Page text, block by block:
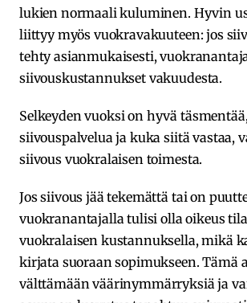
lukien normaali kuluminen. Hyvin
liittyy myös vuokravakuuteen: jos
tehty asianmukaisesti,
siivouskustannukset vakuudesta.
Selkeyden vuoksi on hyvä
siivouspalvelua ja kuka siitä vastaa,
siivous vuokralaisen toimesta.
Jos siivous jää tekemättä tai on
vuokranantajalla tulisi olla oikeus
vuokralaisen kustannuksella, mikä
kirjata suoraan sopimukseen. Tämä
välttämään väärinymmärryksiä ja